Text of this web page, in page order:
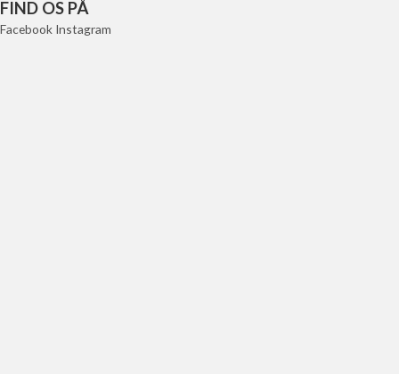
FIND OS PÅ
Facebook Instagram